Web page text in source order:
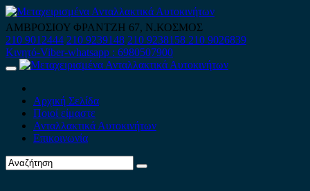
Skip
to
content
ΑΜΒΡΟΣΙΟΥ ΦΡΑΝΤΖΗ 67, Ν.ΚΟΣΜΟΣ
210 9012444 210 9239148 210 9238158 210 9026839
Κινητό-Viber-whatsapp : 6980507900
Primary
Αρχική Σελίδα
Ποιοί είμαστε
Ανταλλακτικά Αυτοκινήτων
Επικοινωνία